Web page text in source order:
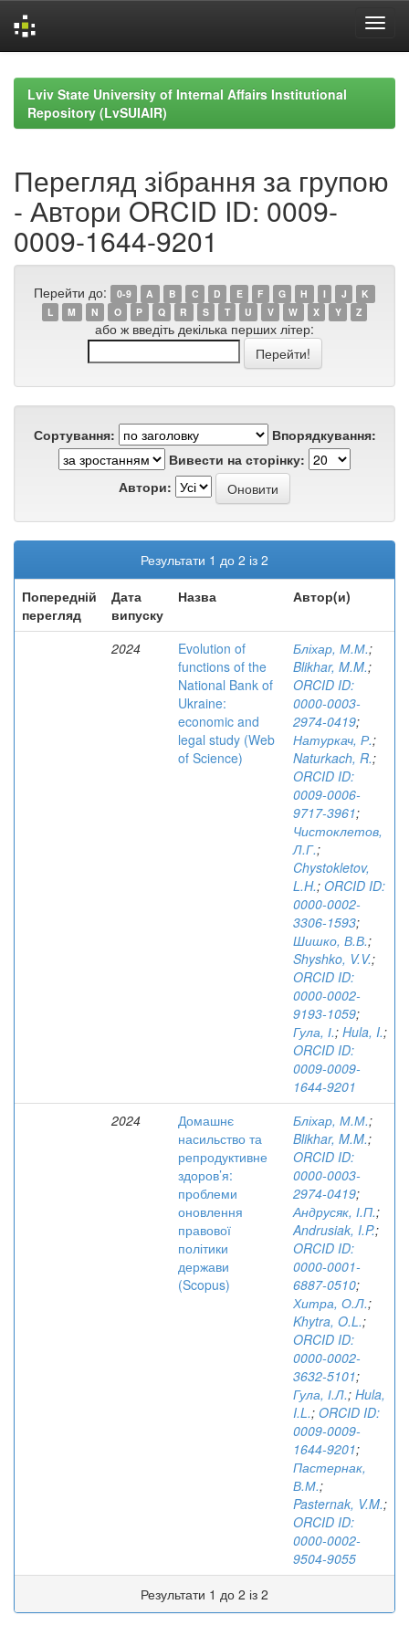
navigationLviv State University of Internal Affairs Institutional
Repository (LvSUIAIR)
Перегляд зібрання за групою
- Автори ORCID ID: 0009-
0009-1644-9201
Перейти до: 0-9 A B C D E F G H I J
K
L
M N O P Q R S T U V W X Y Z
або ж введіть декілька перших літер:
Сортування:
Впорядкування:
Вивести на сторінку:
Автори:
Результати 1 до 2 із 2
Попередній
перегляд
Дата
випуску
Назва Автор(и)
2024
Evolution of
functions of the
National Bank of
Ukraine:
economic and
legal study (Web
of Science)
Бліхар, М.М.;
Blikhar, M.M.;
ORCID ID:
0000-0003-
2974-0419;
Натуркач, Р.;
Naturkach, R.;
ORCID ID:
0009-0006-
9717-3961;
Чистоклетов,
Л.Г.;
Chystokletov,
L.H.; ORCID ID:
0000-0002-
3306-1593;
Шишко, В.В.;
Shyshko, V.V.;
ORCID ID:
0000-0002-
9193-1059;
Гула, І.; Hula, I.;
ORCID ID:
0009-0009-
1644-9201
2024
Домашнє
насильство та
репродуктивне
здоров’я:
проблеми
оновлення
правової
політики
держави
(Scopus)
Бліхар, М.М.;
Blikhar, M.M.;
ORCID ID:
0000-0003-
2974-0419;
Андрусяк, І.П.;
Andrusiak, I.P.;
ORCID ID:
0000-0001-
6887-0510;
Хитра, О.Л.;
Khytra, O.L.;
ORCID ID:
0000-0002-
3632-5101;
Гула, І.Л.; Hula,
I.L.; ORCID ID:
0009-0009-
1644-9201;
Пастернак,
В.М.;
Pasternak, V.M.;
ORCID ID:
0000-0002-
9504-9055
Результати 1 до 2 із 2